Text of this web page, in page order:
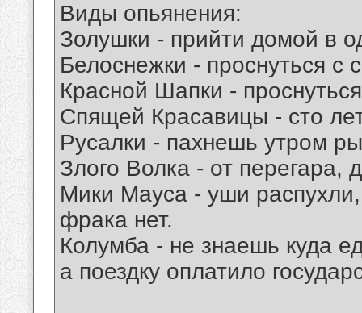
Виды опьянения:
Золушки - прийти домой в
Белоснежки - проснуться
Красной Шапки -
Спящей Красавицы - сто
Русалки - пахнешь утром
Злого Волка - от перегара,
Мики Мауса - уши
фрака нет.
Колумба - не знаешь куда
а поездку оплатило